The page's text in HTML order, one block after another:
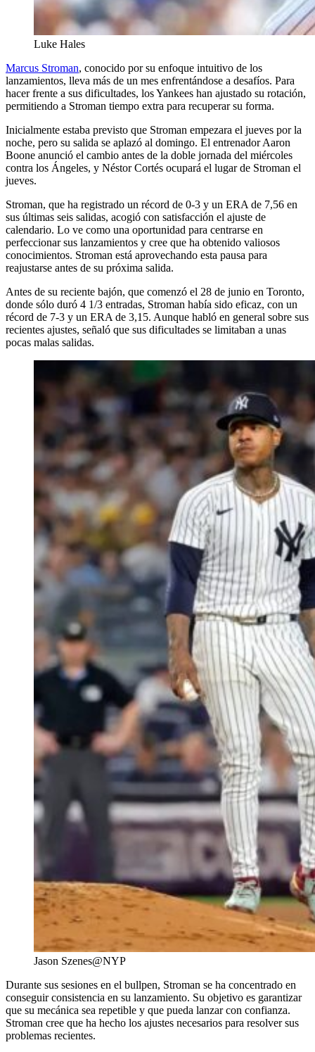
Luke Hales
Marcus Stroman, conocido por su enfoque intuitivo de los
lanzamientos, lleva más de un mes enfrentándose a desafíos. Para
hacer frente a sus dificultades, los Yankees han ajustado su rotación,
permitiendo a Stroman tiempo extra para recuperar su forma.
Inicialmente estaba previsto que Stroman empezara el jueves por la
noche, pero su salida se aplazó al domingo. El entrenador Aaron
Boone anunció el cambio antes de la doble jornada del miércoles
contra los Ángeles, y Néstor Cortés ocupará el lugar de Stroman el
jueves.
Stroman, que ha registrado un récord de 0-3 y un ERA de 7,56 en
sus últimas seis salidas, acogió con satisfacción el ajuste de
calendario. Lo ve como una oportunidad para centrarse en
perfeccionar sus lanzamientos y cree que ha obtenido valiosos
conocimientos. Stroman está aprovechando esta pausa para
reajustarse antes de su próxima salida.
Antes de su reciente bajón, que comenzó el 28 de junio en Toronto,
donde sólo duró 4 1/3 entradas, Stroman había sido eficaz, con un
récord de 7-3 y un ERA de 3,15. Aunque habló en general sobre sus
recientes ajustes, señaló que sus dificultades se limitaban a unas
pocas malas salidas.
Jason Szenes@NYP
Durante sus sesiones en el bullpen, Stroman se ha concentrado en
conseguir consistencia en su lanzamiento. Su objetivo es garantizar
que su mecánica sea repetible y que pueda lanzar con confianza.
Stroman cree que ha hecho los ajustes necesarios para resolver sus
problemas recientes.